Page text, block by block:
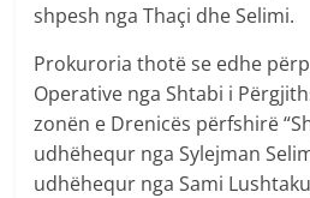
shpesh nga Thaçi dhe Selimi.
Prokuroria thotë se edhe
Operative nga Shtabi i
zonën e Drenicës përfshirë
udhëhequr nga Sylejman
udhëhequr nga Sami